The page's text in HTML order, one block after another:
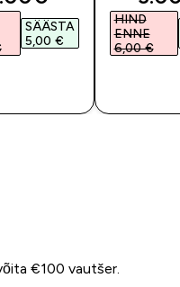
SÄÄSTA
5,00 €‎
HIND
ENNE
6,00 €‎
€100 vautšer.